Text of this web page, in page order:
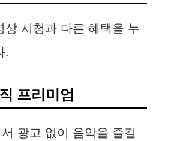
상 시청과 다른 혜택을 누
.
프리미엄
광고 없이 음악을 즐길